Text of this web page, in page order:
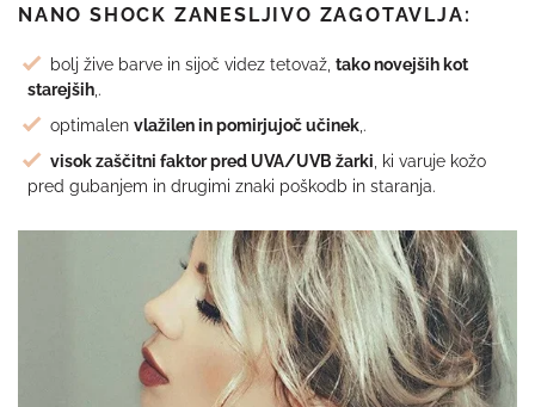
NANO SHOCK ZANESLJIVO ZAGOTAVLJA:
bolj žive barve in sijoč videz tetovaž, tako novejših kot
starejših ,.
optimalen vlažilen in pomirjujoč učinek,.
visok zaščitni faktor pred UVA/UVB žarki , ki varuje kožo
pred gubanjem in drugimi znaki poškodb in staranja.